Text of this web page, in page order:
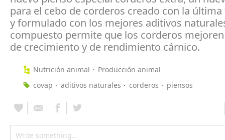
para el cebo de corderos creado con la
y formulado con los mejores aditivos
compuesto permite que los corderos
de crecimiento y de rendimiento cárnico.
Nutrición animal
Producción animal
covap
aditivos naturales corderos piensos